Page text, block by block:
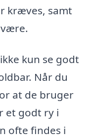
kræves, samt
kun se godt
Når du
at de bruger
et godt ry i
ofte findes i